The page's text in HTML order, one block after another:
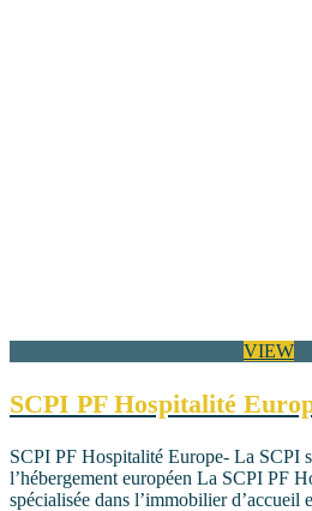
VIEW
SCPI PF Hospitalité
SCPI PF Hospitalité Europe- La SCPI
l’hébergement européen La SCPI PF
spécialisée dans l’immobilier d’accueil